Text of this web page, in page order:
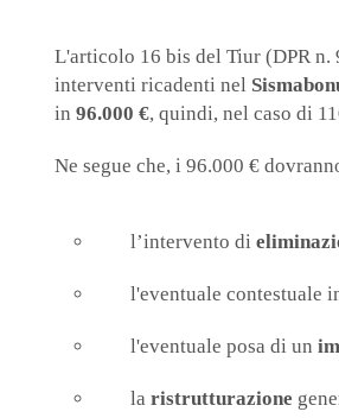
L'articolo 16 bis del Tiur (DPR
interventi ricadenti nel
in 96.000 €, quindi, nel caso di
Ne segue che, i 96.000 €
l’intervento di
l'eventuale contestuale
l'eventuale posa di un
la ristrutturazione